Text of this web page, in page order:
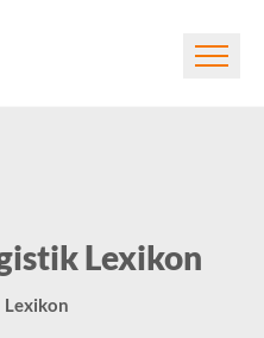
Lexikon
Lexikon